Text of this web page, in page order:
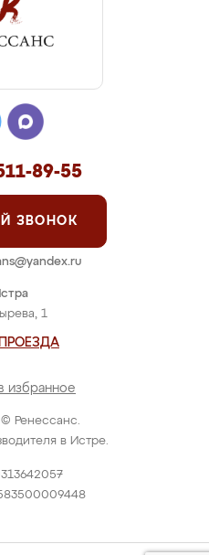
Ренессанс.
в Истре.
1
избранное
89-55
ЗВОНОК